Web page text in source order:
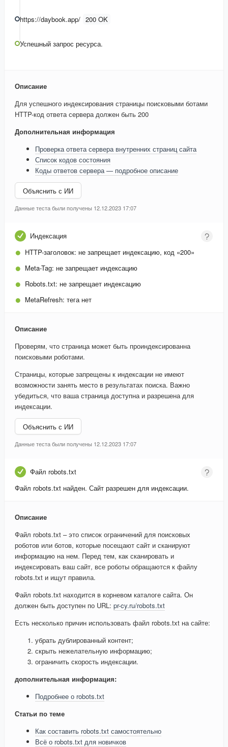
https://daybook.app/ 200 OK
Успешный запрос ресурса.
Описание
Для успешного индексирования страницы поисковыми ботами
HTTP-код ответа сервера должен быть 200
Дополнительная информация
Проверка ответа сервера внутренних страниц сайта
Список кодов состояния
Коды ответов сервера — подробное описание
Объяснить с ИИ
Данные теста были получены 12.12.2023 17:07
Индексация
HTTP-заголовок: не запрещает индексацию, код «200»
Meta-Tag: не запрещает индексацию
Robots.txt: не запрещает индексацию
MetaRefresh: тега нет
Описание
Проверям, что страница может быть проиндексированна
поисковыми роботами.
Страницы, которые запрещены к индексации не имеют
возможности занять место в результатах поиска. Важно
убедиться, что ваша страница доступна и разрешена для
индексации.
Объяснить с ИИ
Данные теста были получены 12.12.2023 17:07
Файл robots.txt
Файл robots.txt найден. Сайт разрешен для индексации.
Описание
Файл robots.txt – это список ограничений для поисковых
роботов или ботов, которые посещают сайт и сканируют
информацию на нем. Перед тем, как сканировать и
индексировать ваш сайт, все роботы обращаются к файлу
robots.txt и ищут правила.
Файл robots.txt находится в корневом каталоге сайта. Он
должен быть доступен по URL: pr-cy.ru/robots.txt
Есть несколько причин использовать файл robots.txt на сайте:
убрать дублированный контент;
скрыть нежелательную информацию;
ограничить скорость индексации.
дополнительная информация:
Подробнее о robots.txt
Статьи по теме
Как составить robots.txt самостоятельно
Всё о robots.txt для новичков